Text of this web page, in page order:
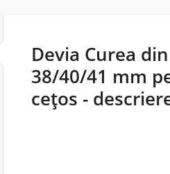
Devia Curea
38/40/41 mm
cețos -